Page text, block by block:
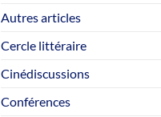
Autres articles
Cercle littéraire
Cinédiscussions
Conférences